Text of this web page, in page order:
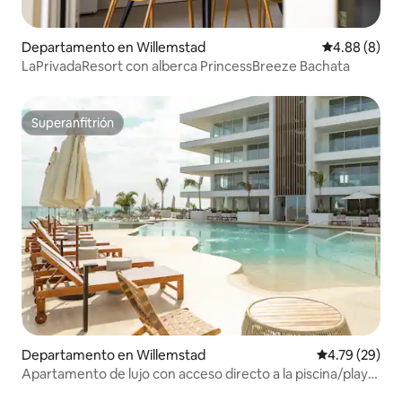
Departamento en Willemstad Calificación
4.88 (8)
LaPrivadaResort con alberca PrincessBreeze Bachata
Superanfitrión
Superanfitrión
Departamento en Willemstad Calificación
4.79 (29)
Apartamento de lujo con acceso directo a la piscina/playa